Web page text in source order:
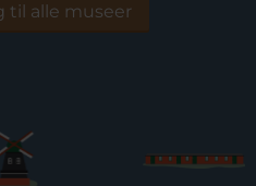
til alle museer